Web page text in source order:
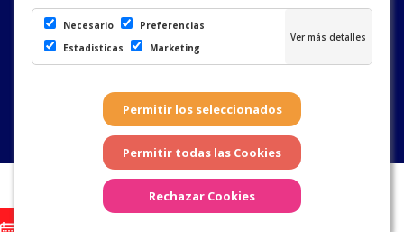
Necesario
Preferencias
Estadisticas
Marketing
de Privacidad |Política de Cookies
Página realizada por Marketing Winner 10
2026. Valle Marina Apartments. Alle rettigheter forbeholdt. DET NORSKE
HELSESENTER, S.A., har mottatt økonomisk bistand fra regjeringen på
Kanariøyene, med ESI Funds, som en del av EUs svar på COVID-19-